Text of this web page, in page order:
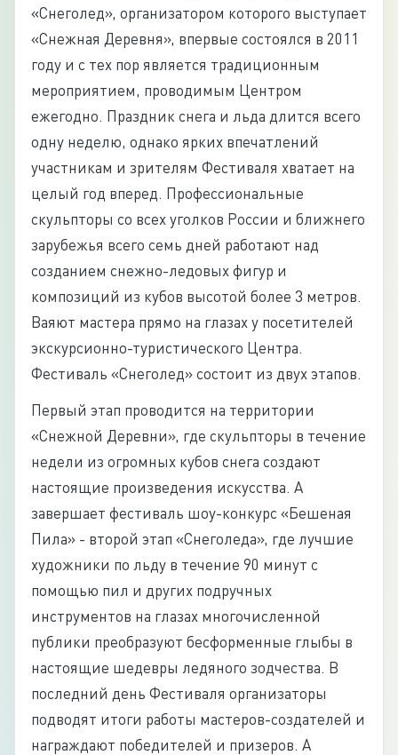
«Снеголед», организатором которого выступает
«Снежная Деревня», впервые состоялся в 2011
году и с тех пор является традиционным
мероприятием, проводимым Центром
ежегодно. Праздник снега и льда длится всего
одну неделю, однако ярких впечатлений
участникам и зрителям Фестиваля хватает на
целый год вперед. Профессиональные
скульпторы со всех уголков России и ближнего
зарубежья всего семь дней работают над
созданием снежно-ледовых фигур и
композиций из кубов высотой более 3 метров.
Ваяют мастера прямо на глазах у посетителей
экскурсионно-туристического Центра.
Фестиваль «Снеголед» состоит из двух этапов.
Первый этап проводится на территории
«Снежной Деревни», где скульпторы в течение
недели из огромных кубов снега создают
настоящие произведения искусства. А
завершает фестиваль шоу-конкурс «Бешеная
Пила» - второй этап «Снеголеда», где лучшие
художники по льду в течение 90 минут с
помощью пил и других подручных
инструментов на глазах многочисленной
публики преобразуют бесформенные глыбы в
настоящие шедевры ледяного зодчества. В
последний день Фестиваля организаторы
подводят итоги работы мастеров-создателей и
награждают победителей и призеров. А